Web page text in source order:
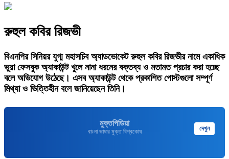
রুহুল কবির রিজভী
বিএনপির সিনিয়র যুগ্ম মহাসচিব অ্যাডভোকেট রুহুল কবির রিজভীর নামে একাধিক
ভুয়া ফেসবুক অ্যাকাউন্ট খুলে নানা ধরনের বক্তব্য ও মতামত প্রচার করা হচ্ছে
বলে অভিযোগ উঠেছে। এসব অ্যাকাউন্ট থেকে প্রকাশিত পোস্টগুলো সম্পূর্ণ
মিথ্যা ও ভিত্তিহীন বলে জানিয়েছেন তিনি।
মুক্তপিডিয়া
বাংলা ভাষার মুক্ত বিশ্বকোষ দেখুন